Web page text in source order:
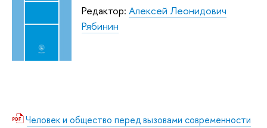
Редактор: Алексей Леонидович
Рябинин
Человек и общество перед вызовами современности